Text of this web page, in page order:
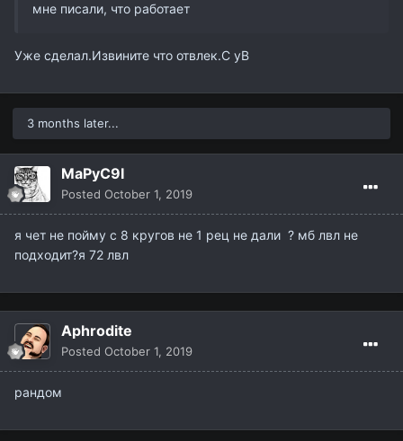
мне писали, что работает
Уже сделал.Извините что отвлек.С уВ
3 months later...
MaPyC9I
Posted October 1, 2019
я чет не пойму с 8 кругов не 1 рец не дали ? мб лвл не
подходит?я 72 лвл
Aphrodite
Posted October 1, 2019
рандом